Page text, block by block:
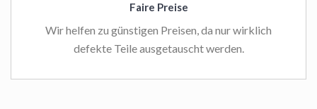
Faire Preise
Wir helfen zu günstigen Preisen, da nur wirklich
defekte Teile ausgetauscht werden.